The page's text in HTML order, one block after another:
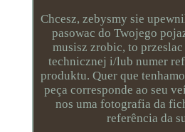
Chcesz, zebysmy sie
pasowac do Twojego
musisz zrobic, to
technicznej i/lub numer
produktu. Quer que
peça corresponde ao seu
nos uma fotografia da
referência da